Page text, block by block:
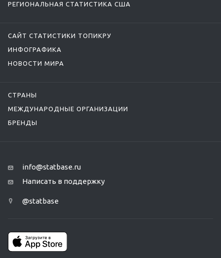
РЕГИОНАЛЬНАЯ СТАТИСТИКА США
САЙТ СТАТИСТИКИ ТОПИКРУ
ИНФОГРАФИКА
НОВОСТИ МИРА
СТРАНЫ
МЕЖДУНАРОДНЫЕ ОРГАНИЗАЦИИ
БРЕНДЫ
info@statbase.ru
Написать в поддержку
@statbase